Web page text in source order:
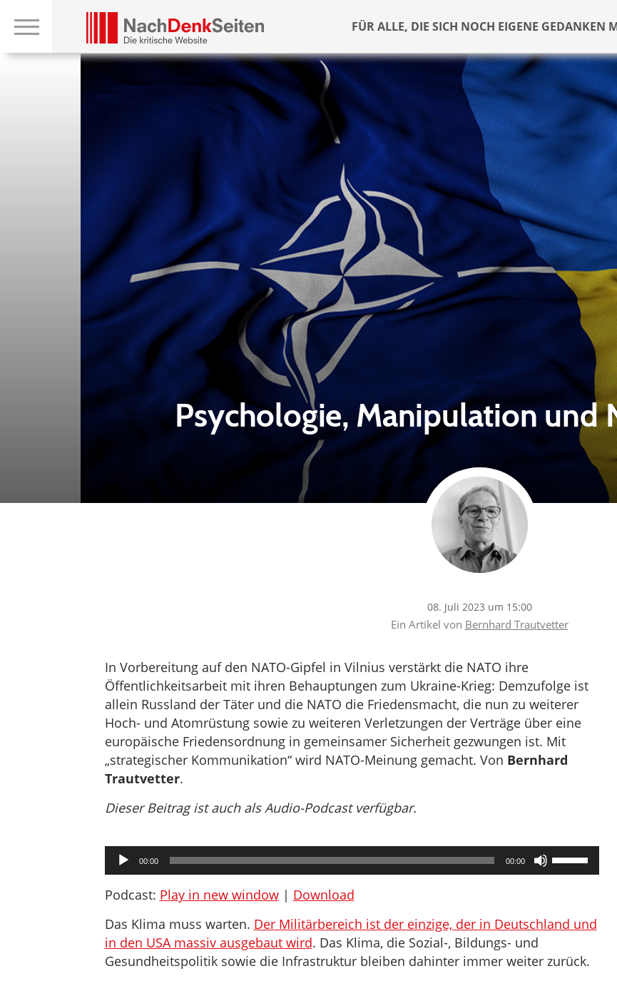
FÜR ALLE, DIE SICH NOCH EIGENE GEDANKEN
Psychologie, Manipulation und
08. Juli 2023 um 15:00
Ein Artikel von Bernhard Trautvetter
In Vorbereitung auf den NATO-Gipfel in Vilnius verstärkt die NATO ihre
Öffentlichkeitsarbeit mit ihren Behauptungen zum Ukraine-Krieg: Demzufolge ist
allein Russland der Täter und die NATO die Friedensmacht, die nun zu weiterer
Hoch- und Atomrüstung sowie zu weiteren Verletzungen der Verträge über eine
europäische Friedensordnung in gemeinsamer Sicherheit gezwungen ist. Mit
„strategischer Kommunikation“ wird NATO-Meinung gemacht. Von Bernhard
Trautvetter.
Dieser Beitrag ist auch als Audio-Podcast verfügbar.
Audio-
Player
00:00 00:00
Pfeiltasten
Hoch/
die
zu
Podcast: Play in new window| Download
Das Klima muss warten. Der Militärbereich ist der einzige, der in Deutschland und
in den USA massiv ausgebaut wird. Das Klima, die Sozial-, Bildungs- und
Gesundheitspolitik sowie die Infrastruktur bleiben dahinter immer weiter zurück.